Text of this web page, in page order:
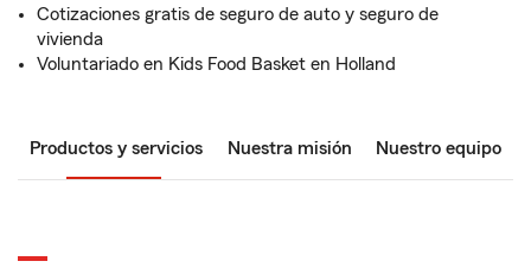
Cotizaciones gratis de seguro de auto y seguro de
vivienda
Voluntariado en Kids Food Basket en Holland
Productos y servicios Nuestra misión Nuestro equipo